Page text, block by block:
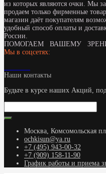
из которых являются очки. Мы
продаем только фирменные
магазин даёт покупателям
удобный способ оплаты и
России.
ПОМОГАЕМ ВАШЕМУ
Мы в соцсетях:
Наши контакты
Будьте в курсе наших Акций,
Москва, Комсомольская
ochkisun@ya.ru
+7 (495) 943-00-32
+7 (909) 158-11-90
График работы и приема